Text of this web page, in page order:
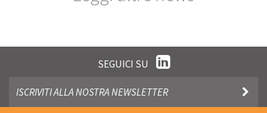
SEGUICI SU